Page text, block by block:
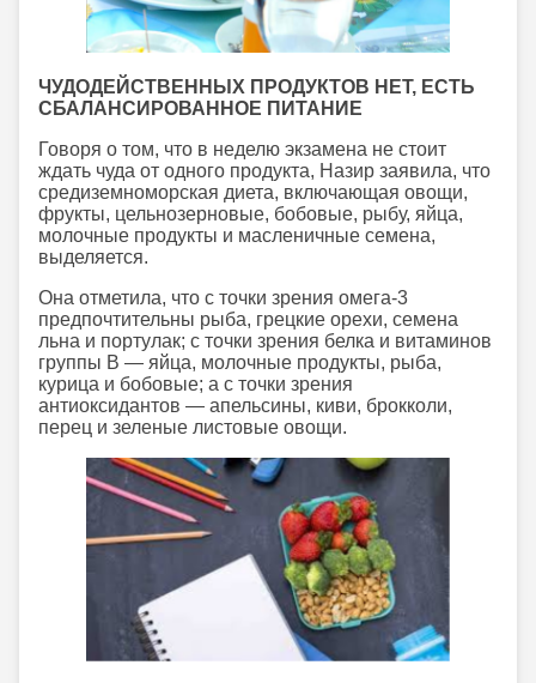
ЧУДОДЕЙСТВЕННЫХ ПРОДУКТОВ НЕТ, ЕСТЬ
СБАЛАНСИРОВАННОЕ ПИТАНИЕ
Говоря о том, что в неделю экзамена не стоит
ждать чуда от одного продукта, Назир заявила, что
средиземноморская диета, включающая овощи,
фрукты, цельнозерновые, бобовые, рыбу, яйца,
молочные продукты и масленичные семена,
выделяется.
Она отметила, что с точки зрения омега-3
предпочтительны рыба, грецкие орехи, семена
льна и портулак; с точки зрения белка и витаминов
группы B — яйца, молочные продукты, рыба,
курица и бобовые; а с точки зрения
антиоксидантов — апельсины, киви, брокколи,
перец и зеленые листовые овощи.